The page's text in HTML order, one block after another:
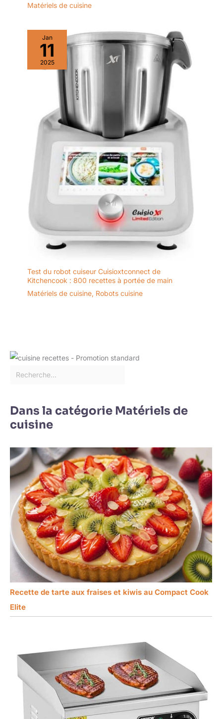
Matériels de cuisine
Jan
11
2025
Test du robot cuiseur Cuisioxtconnect de
Kitchencook : 800 recettes à portée de main
Matériels de cuisine, Robots cuisine
Dans la catégorie Matériels de
cuisine
Recette de tarte aux fraises et kiwis au Compact Cook
Elite